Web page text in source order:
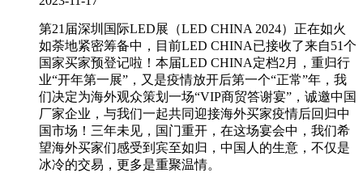
第21届深圳国际LED展（LED CHINA 2024）正在如火
如荼地紧密筹备中，目前LED CHINA已接收了来自51个
国家买家预登记啦！本届LED CHINA定档2月，重归行
业“开年第一展”，又是疫情放开后第一个“正常”年，我
们决定为海外观众策划一场“VIP商贸答谢宴”，诚邀中国
厂家企业，与我们一起共同迎接海外买家疫情后回归中
国市场！三年未见，国门重开，在这场宴会中，我们希
望海外买家们感受到宾至如归，中国人的生意，不仅是
冰冷的交易，更多是重聚温情。